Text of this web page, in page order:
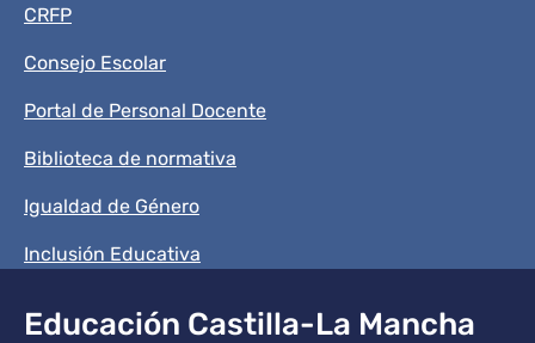
CRFP
Consejo Escolar
Portal de Personal Docente
Biblioteca de normativa
Igualdad de Género
Inclusión Educativa
Educación Castilla-La Mancha